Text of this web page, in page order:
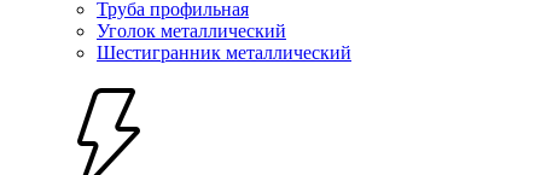
Труба профильная
Уголок металлический
Шестигранник металлический